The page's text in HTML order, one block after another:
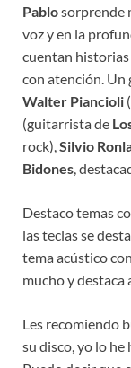
Pablosorprende
voz y en la
cuentan historias
con atención. Un
Walter Piancioli
(guitarrista de
rock), Silvio
Bidones ,
Destaco temas
las teclas se
tema acústico
mucho y destaca
Les recomiendo
su disco, yo lo